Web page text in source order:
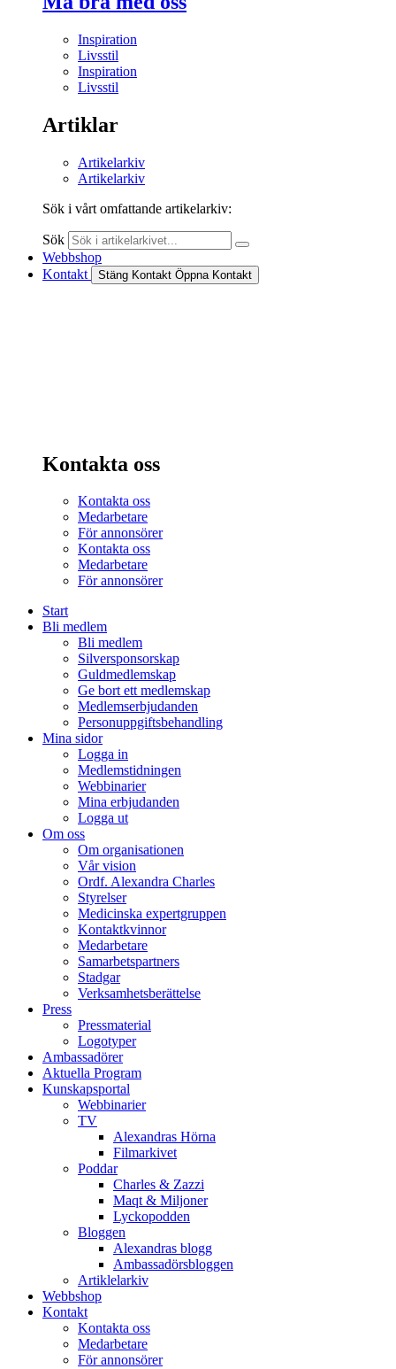
Inspiration
Livsstil
Inspiration
Livsstil
Artiklar
Artikelarkiv
Artikelarkiv
Sök i vårt omfattande artikelarkiv:
Sök
Webbshop
Kontakt
Stäng Kontakt Öppna Kontakt
Kontakta oss
Kontakta oss
Medarbetare
För annonsörer
Kontakta oss
Medarbetare
För annonsörer
Start
Bli medlem
Bli medlem
Silversponsorskap
Guldmedlemskap
Ge bort ett medlemskap
Medlemserbjudanden
Personuppgiftsbehandling
Mina sidor
Logga in
Medlemstidningen
Webbinarier
Mina erbjudanden
Logga ut
Om oss
Om organisationen
Vår vision
Ordf. Alexandra Charles
Styrelser
Medicinska expertgruppen
Kontaktkvinnor
Medarbetare
Samarbetspartners
Stadgar
Verksamhetsberättelse
Press
Pressmaterial
Logotyper
Ambassadörer
Aktuella Program
Kunskapsportal
Webbinarier
TV
Alexandras Hörna
Filmarkivet
Poddar
Charles & Zazzi
Maqt & Miljoner
Lyckopodden
Bloggen
Alexandras blogg
Ambassadörsbloggen
Artiklelarkiv
Webbshop
Kontakt
Kontakta oss
Medarbetare
För annonsörer